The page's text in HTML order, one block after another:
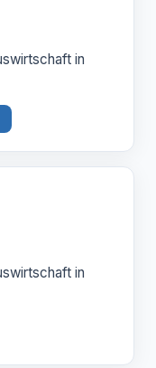
in
in